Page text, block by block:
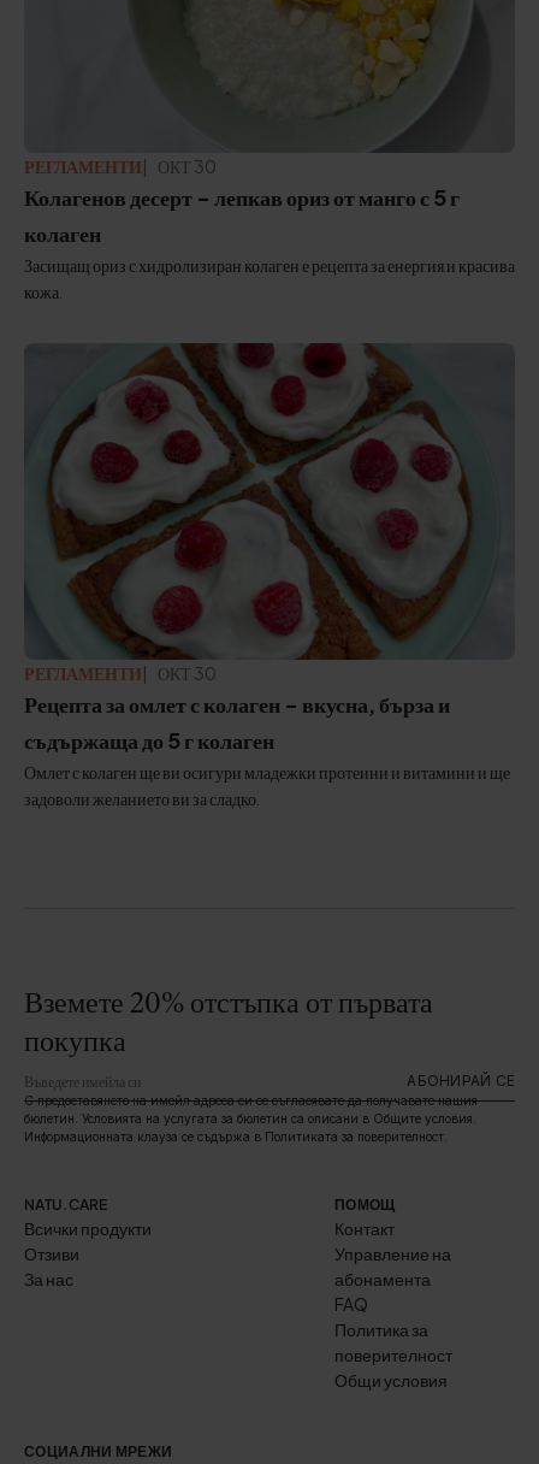
РЕГЛАМЕНТИ АКТУАЛИЗИРАНО:
ОКТ 30
Колагенов десерт - лепкав ориз от манго с 5 г
колаген
Засищащ ориз с хидролизиран колаген е рецепта за енергия и красива
кожа.
РЕГЛАМЕНТИ АКТУАЛИЗИРАНО:
ОКТ 30
Рецепта за омлет с колаген - вкусна, бърза и
съдържаща до 5 г колаген
Омлет с колаген ще ви осигури младежки протеини и витамини и ще
задоволи желанието ви за сладко.
NATU.CARE
Всички продукти
Отзиви
За нас
ПОМОЩ
Контакт
Управление на
абонамента
FAQ
Политика за
поверителност
Общи условия
СОЦИАЛНИ МРЕЖИ
Вземете 20% отстъпка от първата
покупка
АБОНИРАЙ СЕ
С предоставянето на имейл адреса си се съгласявате да получавате нашия
бюлетин. Условията на услугата за бюлетин са описани в Общите условия.
Информационната клауза се съдържа в Политиката за поверителност.